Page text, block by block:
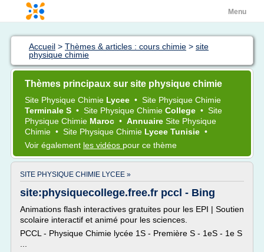
Menu
Accueil > Thèmes & articles : cours chimie > site
physique chimie
Thèmes principaux sur site physique chimie
Site Physique Chimie Lycee • Site Physique Chimie
Terminale S • Site Physique Chimie College • Site
Physique Chimie Maroc • Annuaire Site Physique
Chimie • Site Physique Chimie Lycee Tunisie •
Voir également les vidéos pour ce thème
SITE PHYSIQUE CHIMIE LYCEE »
site:physiquecollege.free.fr pccl - Bing
Animations flash interactives gratuites pour les EPI | Soutien
scolaire interactif et animé pour les sciences.
PCCL - Physique Chimie lycée 1S - Première S - 1eS - 1e S